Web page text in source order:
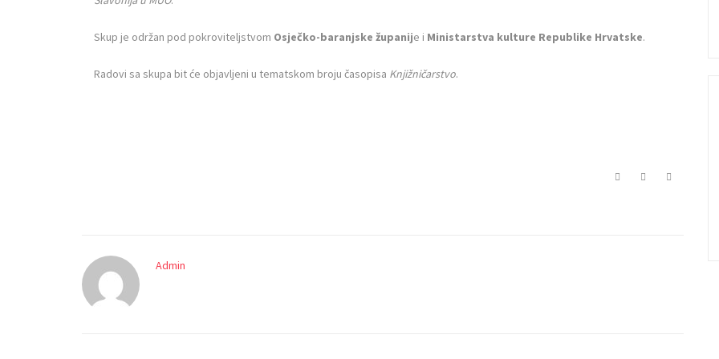
Skup je održan pod pokroviteljstvom Osječko-baranjske županije i Ministarstva kulture Republike Hrvatske.
Radovi sa skupa bit će objavljeni u tematskom broju časopisa Knjižničarstvo.
Admin